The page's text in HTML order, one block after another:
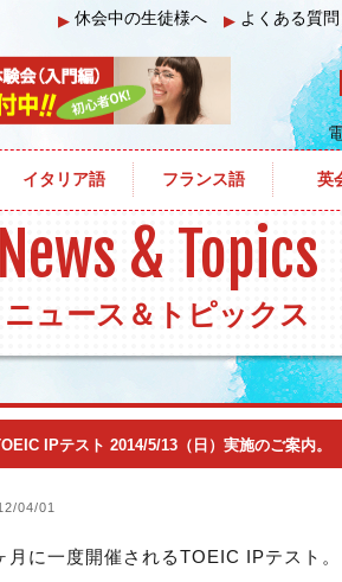
▶ 休会中の生徒様へ ▶ よくある質問
イタリア語 フランス語 英
実施のご案内。
News & Topics
ニュース＆トピックス
IPテスト 2014/5/13（日）実施のご案内。
04/01
月に一度開催されるTOEIC IPテスト。